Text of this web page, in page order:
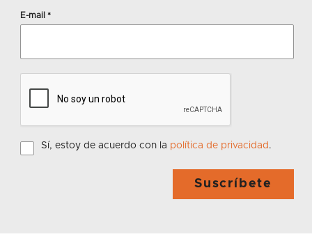
E-mail *
Sí, estoy de acuerdo con la política de privacidad .
Suscríbete